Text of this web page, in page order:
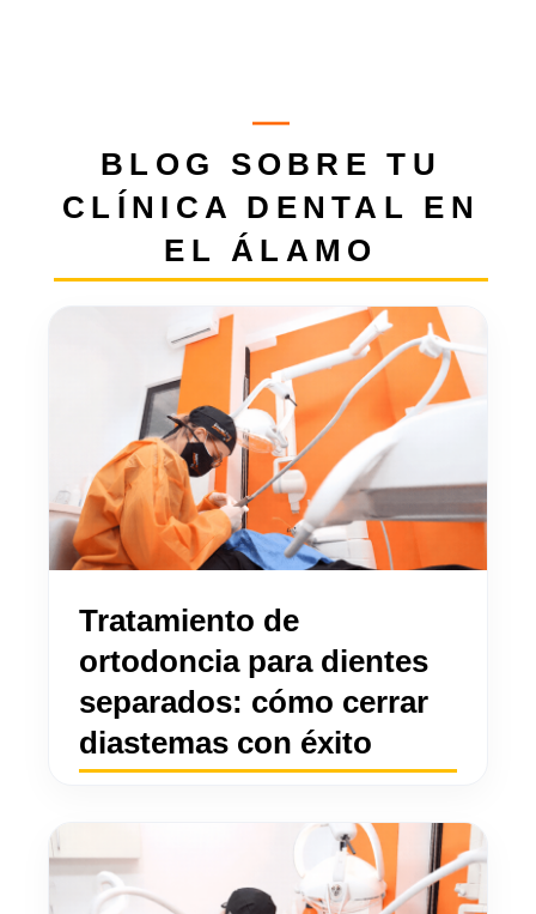
BLOG SOBRE TU
CLÍNICA DENTAL EN
EL ÁLAMO
Tratamiento de
ortodoncia para dientes
separados: cómo cerrar
diastemas con éxito